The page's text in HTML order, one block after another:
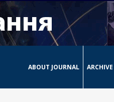
ABOUT JOURNAL ARCHIVE